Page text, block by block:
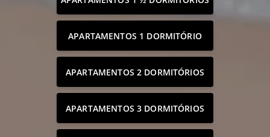
APARTAMENTOS 1 DORMITÓRIO
APARTAMENTOS 2 DORMITÓRIOS
APARTAMENTOS 3 DORMITÓRIOS